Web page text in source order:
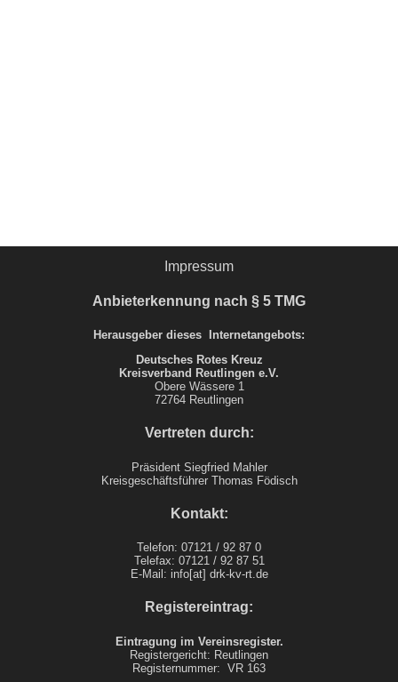
Impressum
Anbieterkennung nach § 5 TMG
Herausgeber dieses Internetangebots:
Deutsches Rotes Kreuz
Kreisverband Reutlingen e.V.
Obere Wässere 1
72764 Reutlingen
Vertreten durch:
Präsident Siegfried Mahler
Kreisgeschäftsführer Thomas Födisch
Kontakt:
Telefon: 07121 / 92 87 0
Telefax: 07121 / 92 87 51
E-Mail: info[at] drk-kv-rt.de
Registereintrag:
Eintragung im Vereinsregister.
Registergericht: Reutlingen
Registernummer: VR 163